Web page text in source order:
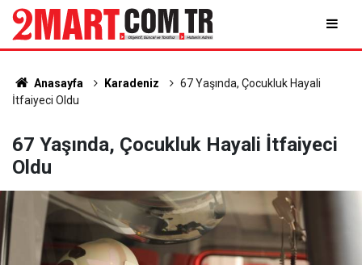
Anasayfa Karadeniz
67 Yaşında, Çocukluk Hayali
İtfaiyeci Oldu
67 Yaşında, Çocukluk Hayali İtfaiyeci
Oldu